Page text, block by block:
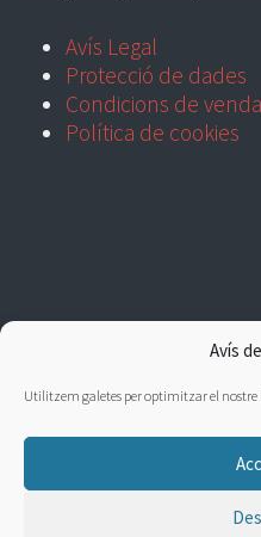
Avís
Utilitzem galetes per optimitzar el nostre
Avís Legal
Protecció de dades
Condicions de venda
Política de cookies